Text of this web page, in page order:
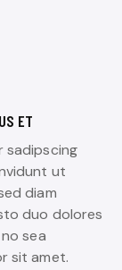
ET
sadipscing
ut
diam
duo dolores
sea
sit amet.